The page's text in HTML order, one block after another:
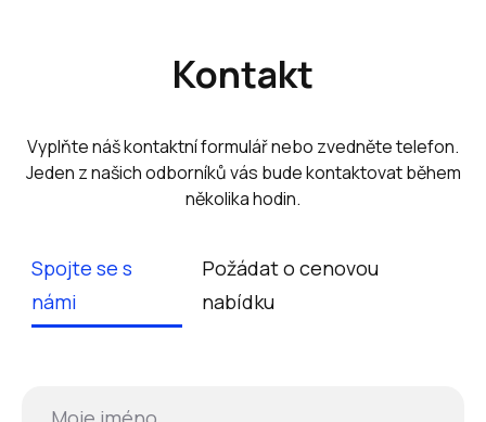
Kontakt
Vyplňte náš kontaktní formulář nebo zvedněte telefon.
Jeden z našich odborníků vás bude kontaktovat během
několika hodin.
Spojte se s
námi
Požádat o cenovou
nabídku